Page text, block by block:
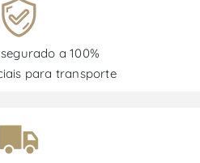
a 100%
para transporte